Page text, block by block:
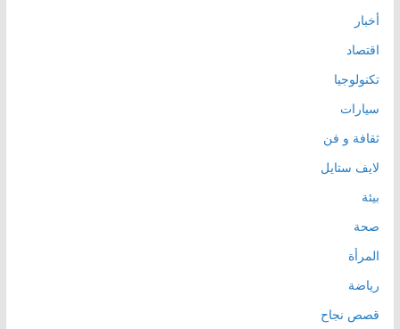
أخبار
اقتصاد
تكنولوجيا
سيارات
ثقافة و فن
لايف ستايل
بيئة
صحة
المرأة
رياضة
قصص نجاح